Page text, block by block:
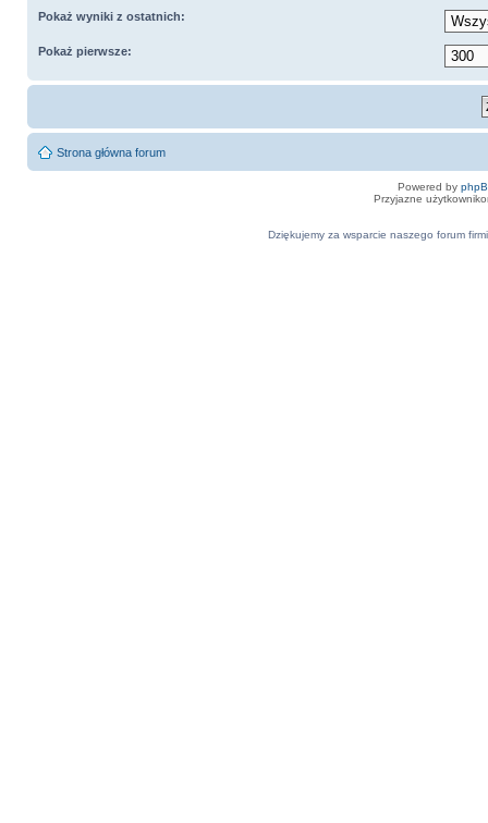
Pokaż wyniki z ostatnich:
Pokaż pierwsze:
Strona główna forum
Powered by
Przyjazne
Dziękujemy za wsparcie naszego forum